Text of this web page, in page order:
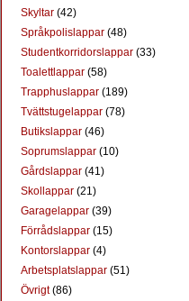
Skyltar (42)
Språkpolislappar (48)
Studentkorridorslappar (33)
Toalettlappar (58)
Trapphuslappar (189)
Tvättstugelappar (78)
Butikslappar (46)
Soprumslappar (10)
Gårdslappar (41)
Skollappar (21)
Garagelappar (39)
Förrådslappar (15)
Kontorslappar (4)
Arbetsplatslappar (51)
Övrigt(86)